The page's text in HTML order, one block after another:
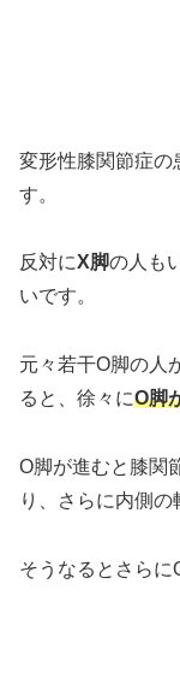
変形性膝関節症の
す。
反対にX脚の人も
いです。
元々若干O脚の人
ると、徐々にO脚
O脚が進むと膝関
り、さらに内側の
そうなるとさらに